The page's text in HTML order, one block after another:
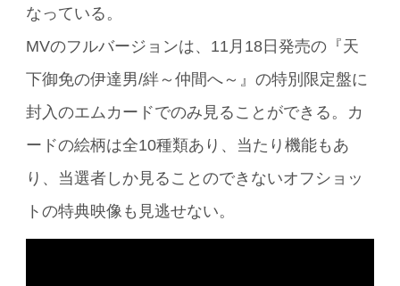
なっている。
MVのフルバージョンは、11月18日発売の『天
下御免の伊達男/絆～仲間へ～』の特別限定盤に
封入のエムカードでのみ見ることができる。カ
ードの絵柄は全10種類あり、当たり機能もあ
り、当選者しか見ることのできないオフショッ
トの特典映像も見逃せない。